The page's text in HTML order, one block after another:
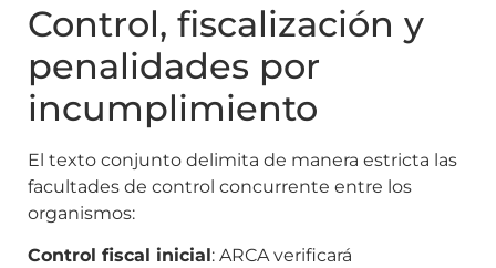
Control, fiscalización y
penalidades por
incumplimiento
El texto conjunto delimita de manera estricta las
facultades de control concurrente entre los
organismos:
Control fiscal inicial: ARCA verificará